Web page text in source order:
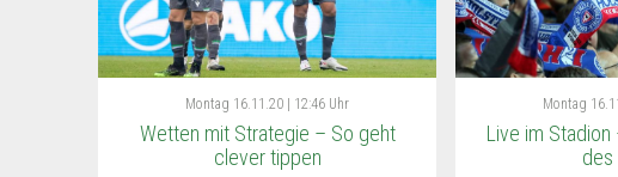
Montag 16.11.20 | 12:46 Uhr
Wetten mit Strategie – So geht
clever tippen
Montag
Live im
des